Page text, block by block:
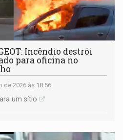
Incêndio destrói
para oficina no
de 2026 às 18:56
um sítio